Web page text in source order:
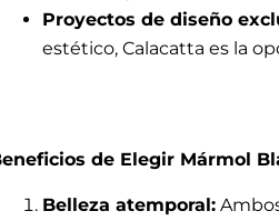
Proyectos de diseño
estético, Calacatta es la
de Elegir Mármol
Belleza atemporal: